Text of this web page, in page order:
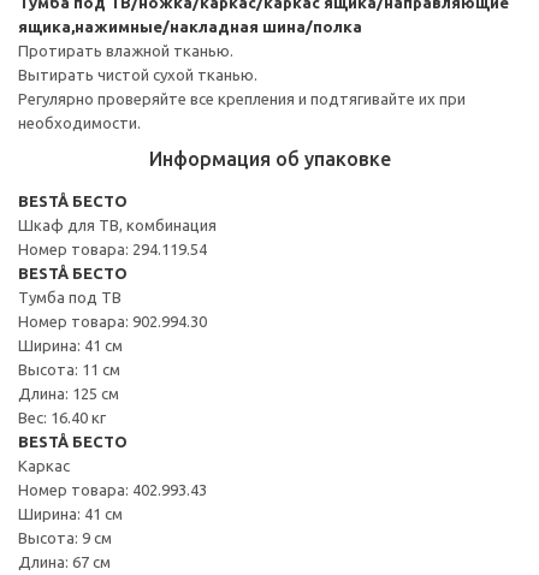
ящика,нажимные/накладная шина/полка
Протирать влажной тканью.
Вытирать чистой сухой тканью.
Регулярно проверяйте все крепления и подтягивайте их при
необходимости.
Информация об упаковке
BESTÅ БЕСТО
Шкаф для ТВ, комбинация
Номер товара: 294.119.54
BESTÅ БЕСТО
Тумба под ТВ
Номер товара: 902.994.30
Ширина: 41 см
Высота: 11 см
Длина: 125 см
Вес: 16.40 кг
BESTÅ БЕСТО
Каркас
Номер товара: 402.993.43
Ширина: 41 см
Высота: 9 см
Длина: 67 см